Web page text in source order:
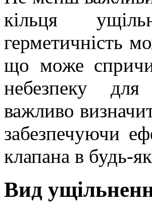
кільця
герметичність
що може
небезпеку
важливо
забезпечуючи
клапана в будь-
Вид